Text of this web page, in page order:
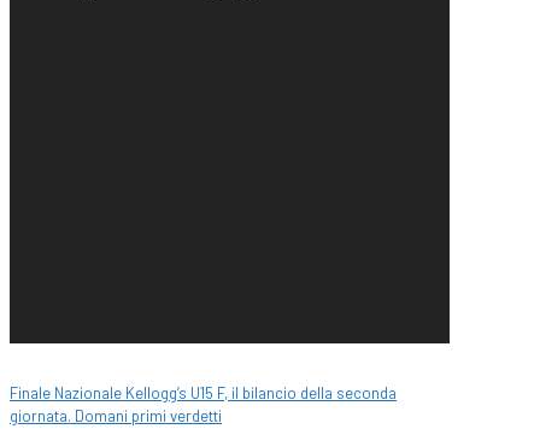
Finale Nazionale Kellogg’s U15 F, il bilancio della seconda
giornata. Domani primi verdetti